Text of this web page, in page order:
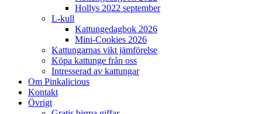
Hollys 2022 september
L-kull
Kattungedagbok 2026
Mini-Cookies 2026
Kattungarnas vikt jämförelse
Köpa kattunge från oss
Intresserad av kattungar
Om Pinkalicious
Kontakt
Övrigt